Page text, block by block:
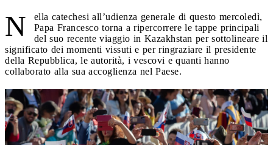
N
ella catechesi all’udienza generale di questo mercoledì,
Papa Francesco torna a ripercorrere le tappe principali
del suo recente viaggio in Kazakhstan per sottolineare il
significato dei momenti vissuti e per ringraziare il presidente
della Repubblica, le autorità, i vescovi e quanti hanno
collaborato alla sua accoglienza nel Paese.